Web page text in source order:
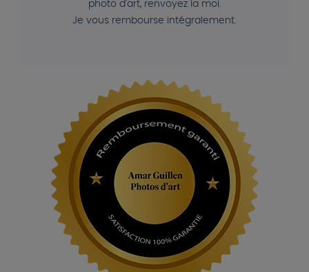
photo d'art, renvoyez la moi.
Je vous rembourse intégralement.